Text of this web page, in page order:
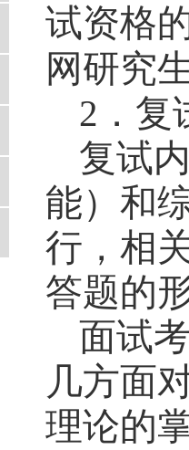
试资格
网研究
2 ．
复试
能）和
行，相
答题的
面试
几方面
理论的